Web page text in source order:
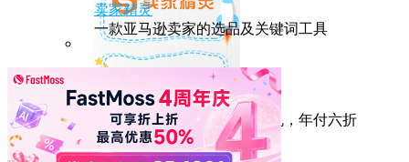
卖家精灵
一款亚马逊卖家的选品及关键词工具
HostEase
性能出众的高性价比美国主机，年付六折